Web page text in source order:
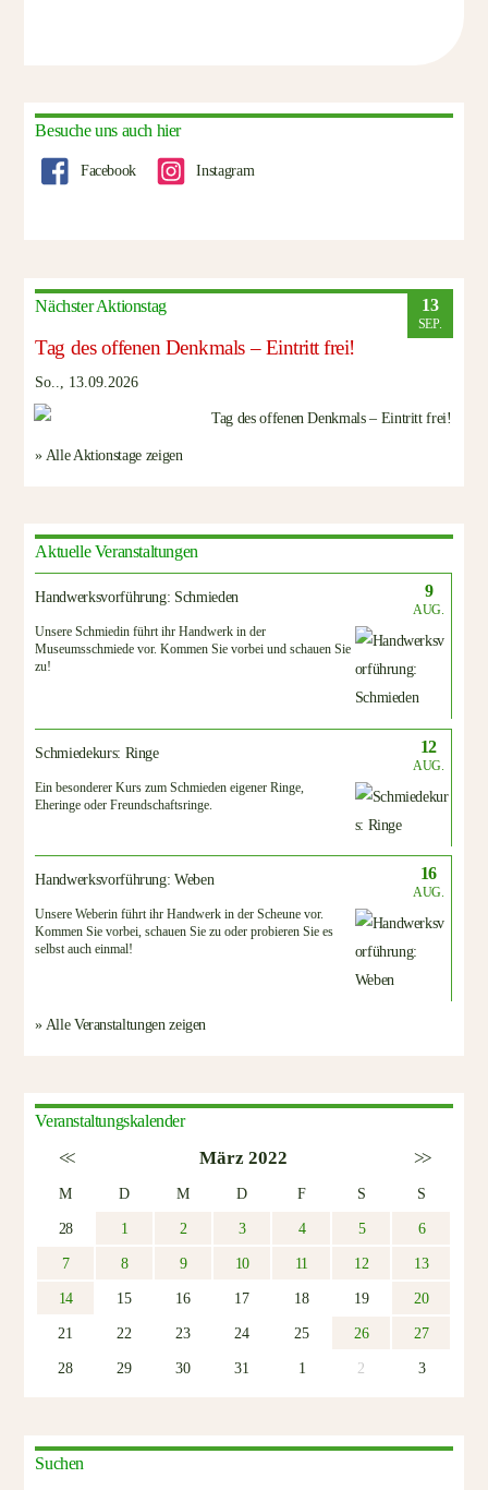
Besuche uns auch hier
Facebook Instagram
Nächster Aktionstag 13
SEP.
Tag des offenen Denkmals – Eintritt frei!
So.., 13.09.2026
» Alle Aktionstage zeigen
Aktuelle Veranstaltungen
Handwerksvorführung: Schmieden 9
AUG.
Unsere Schmiedin führt ihr Handwerk in der
Museumsschmiede vor. Kommen Sie vorbei und schauen Sie
zu!
Schmiedekurs: Ringe 12
AUG.
Ein besonderer Kurs zum Schmieden eigener Ringe,
Eheringe oder Freundschaftsringe.
Handwerksvorführung: Weben 16
AUG.
Unsere Weberin führt ihr Handwerk in der Scheune vor.
Kommen Sie vorbei, schauen Sie zu oder probieren Sie es
selbst auch einmal!
» Alle Veranstaltungen zeigen
Veranstaltungskalender
<< März 2022 >>
M D M D F S
S
28
1 2 3 4 5
6
7
8 9 10 11 12
13
14
15 16 17 18 19
20
21
22 23 24 25 26
27
28
29 30 31 1 2 3
Suchen